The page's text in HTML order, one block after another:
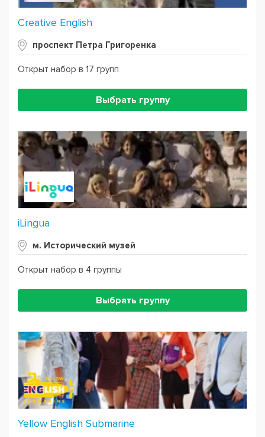
Creative English
проспект Петра Григоренка
Открыт набор в 17 групп
Выбрать группу
iLingua
м. Исторический музей
Открыт набор в 4 группы
Выбрать группу
Yellow English Submarine